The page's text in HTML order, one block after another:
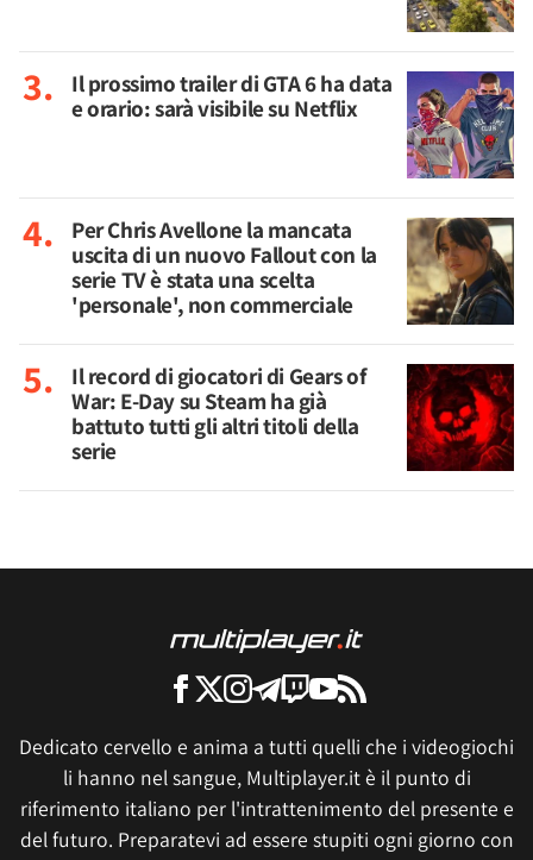
Il prossimo trailer di GTA 6 ha data
e orario: sarà visibile su Netflix
Per Chris Avellone la mancata
uscita di un nuovo Fallout con la
serie TV è stata una scelta
'personale', non commerciale
Il record di giocatori di Gears of
War: E-Day su Steam ha già
battuto tutti gli altri titoli della
serie
Dedicato cervello e anima a tutti quelli che i videogiochi
li hanno nel sangue, Multiplayer.it è il punto di
riferimento italiano per l'intrattenimento del presente e
del futuro. Preparatevi ad essere stupiti ogni giorno con